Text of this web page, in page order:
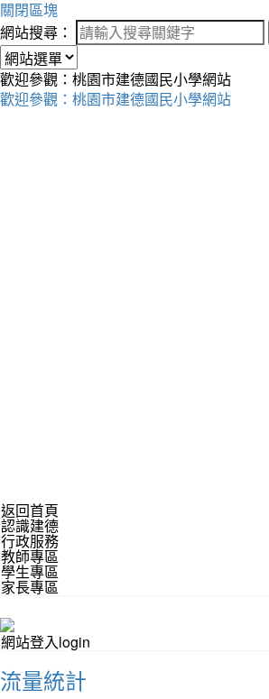
關閉區塊
網站搜尋：
歡迎參觀：桃園市建德國民小學網站
歡迎參觀：桃園市建德國民小學網站
返回首頁
認識建德
行政服務
教師專區
學生專區
家長專區
網站登入login
流量統計